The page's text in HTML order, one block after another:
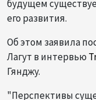
будущем
его развития.
Об этом заявила
Лагут в интервью
Гянджу.
"Перспективы